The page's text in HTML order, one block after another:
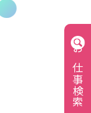
お仕事検索